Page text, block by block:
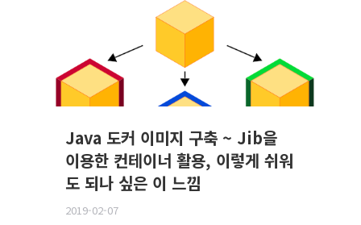
Java 도커 이미지 구축 ~ Jib을
이용한 컨테이너 활용, 이렇게 쉬워
도 되나 싶은 이 느낌
2019-02-07